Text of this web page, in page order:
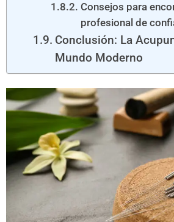
Consejos para
profesional de
Conclusión: La
Mundo Moderno